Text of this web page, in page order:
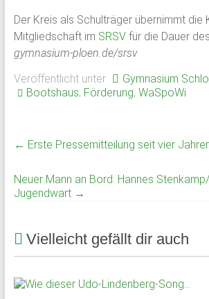
sie
den
Zusammenschluß
ehemaliger
Schüler,
Mitarbeiter
Schloss
des
früheren
Der Kreis als Schulträger übernimmt die
Mitgliedschaft im SRSVfür die Dauer
gymnasium-ploen.de/srsv
Veröffentlicht unter
Gymnasium
Bootshaus, Förderung, WaSpoWi
← Erste Pressemitteilung seit vier
Neuer Mann an Bord: Hannes
Jugendwart →
Vielleicht gefällt dir auch